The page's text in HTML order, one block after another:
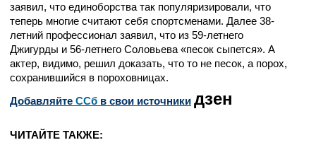
заявил, что единоборства так популяризировали, что
теперь многие считают себя спортсменами. Далее 38-
летний профессионал заявил, что из 59-летнего
Джигурды и 56-летнего Соловьева «песок сыпется». А
актер, видимо, решил доказать, что то не песок, а порох,
сохранившийся в пороховницах.
Добавляйте CСб в свои источники дзен
ЧИТАЙТЕ ТАКЖЕ: